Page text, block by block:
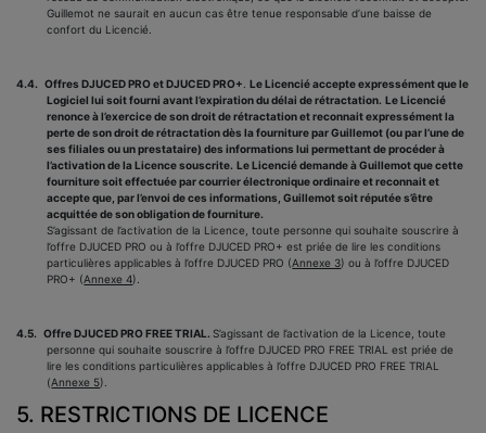
Guillemot ne saurait en aucun cas être tenue responsable d’une baisse de
confort du Licencié.
4.4. Offres DJUCED PRO et DJUCED PRO+ Le Licencié accepte expressément que le
Logiciel lui soit fourni avant l’expiration du délai de rétractation. Le Licencié
renonce à l’exercice de son droit de rétractation et reconnait expressément la
perte de son droit de rétractation dès la fourniture par Guillemot (ou par l’une de
ses filiales ou un prestataire) des informations lui permettant de procéder à
l’activation de la Licence souscrite. Le Licencié demande à Guillemot que cette
fourniture soit effectuée par courrier électronique ordinaire et reconnait et
accepte que, par l’envoi de ces informations, Guillemot soit réputée s’être
acquittée de son obligation de fourniture.
S’agissant de l’activation de la Licence, toute personne qui souhaite souscrire à
l’offre DJUCED PRO ou à l’offre DJUCED PRO+ est priée de lire les conditions
particulières applicables à l’offre DJUCED PRO (Annexe 3) ou à l’offre DJUCED
PRO+ (Annexe 4).
4.5. Offre DJUCED PRO FREE TRIAL. S’agissant de l’activation de la Licence, toute
personne qui souhaite souscrire à l’offre DJUCED PRO FREE TRIAL est priée de
lire les conditions particulières applicables à l’offre DJUCED PRO FREE TRIAL
(Annexe 5).
5. RESTRICTIONS DE LICENCE